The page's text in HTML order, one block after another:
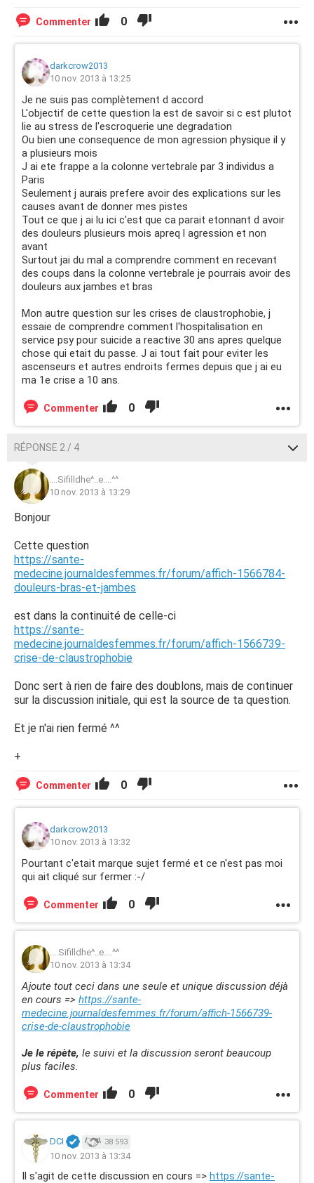
Commenter 0
darkcrow2013
10 nov. 2013 à 13:25
Je ne suis pas complètement d accord
L'objectif de cette question la est de savoir si c est plutot
lie au stress de l'escroquerie une degradation
Ou bien une consequence de mon agression physique il y
a plusieurs mois
J ai ete frappe a la colonne vertebrale par 3 individus a
Paris
Seulement j aurais prefere avoir des explications sur les
causes avant de donner mes pistes
Tout ce que j ai lu ici c'est que ca parait etonnant d avoir
des douleurs plusieurs mois apreq l agression et non
avant
Surtout jai du mal a comprendre comment en recevant
des coups dans la colonne vertebrale je pourrais avoir des
douleurs aux jambes et bras
Mon autre question sur les crises de claustrophobie, j
essaie de comprendre comment l'hospitalisation en
service psy pour suicide a reactive 30 ans apres quelque
chose qui etait du passe. J ai tout fait pour eviter les
ascenseurs et autres endroits fermes depuis que j ai eu
ma 1e crise a 10 ans.
Commenter 0
RÉPONSE 2 / 4
....Sifilldhe^..e....^^
10 nov. 2013 à 13:29
Bonjour
Cette question
https://sante-
medecine.journaldesfemmes.fr/forum/affich-1566784-
douleurs-bras-et-jambes
est dans la continuité de celle-ci
https://sante-
medecine.journaldesfemmes.fr/forum/affich-1566739-
crise-de-claustrophobie
Donc sert à rien de faire des doublons, mais de continuer
sur la discussion initiale, qui est la source de ta question.
Et je n'ai rien fermé ^^
+
Commenter 0
darkcrow2013
10 nov. 2013 à 13:32
Pourtant c'etait marque sujet fermé et ce n'est pas moi
qui ait cliqué sur fermer :-/
Commenter 0
....Sifilldhe^..e....^^
10 nov. 2013 à 13:34
Ajoute tout ceci dans une seule et unique discussion déjà
en cours => https://sante-
medecine.journaldesfemmes.fr/forum/affich-1566739-
crise-de-claustrophobie
Je le répète, le suivi et la discussion seront beaucoup
plus faciles.
Commenter 0
DCI 38 593
10 nov. 2013 à 13:34
Il s'agit de cette discussion en cours => https://sante-